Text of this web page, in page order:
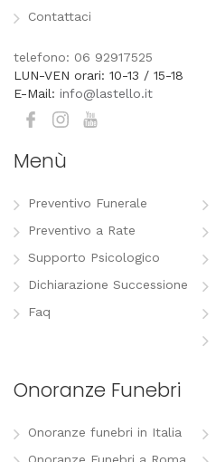
Contattaci
telefono: 06 92917525
LUN-VEN orari: 10-13 / 15-18
E-Mail: info@lastello.it
Menù
Preventivo Funerale
Preventivo a Rate
Supporto Psicologico
Dichiarazione Successione
Faq
Onoranze Funebri
Onoranze funebri in Italia